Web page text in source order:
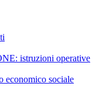
istruzioni operative
economico sociale